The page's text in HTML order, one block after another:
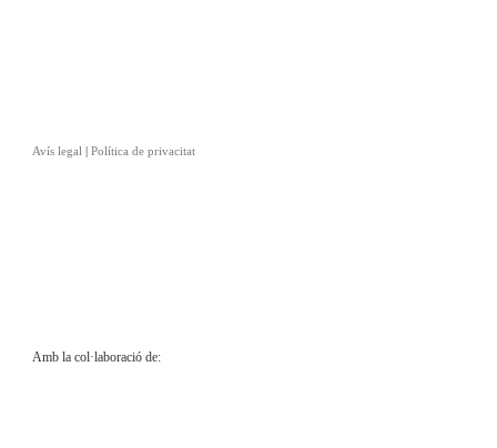
Avís legal | Política de privacitat
Amb la col·laboració de: